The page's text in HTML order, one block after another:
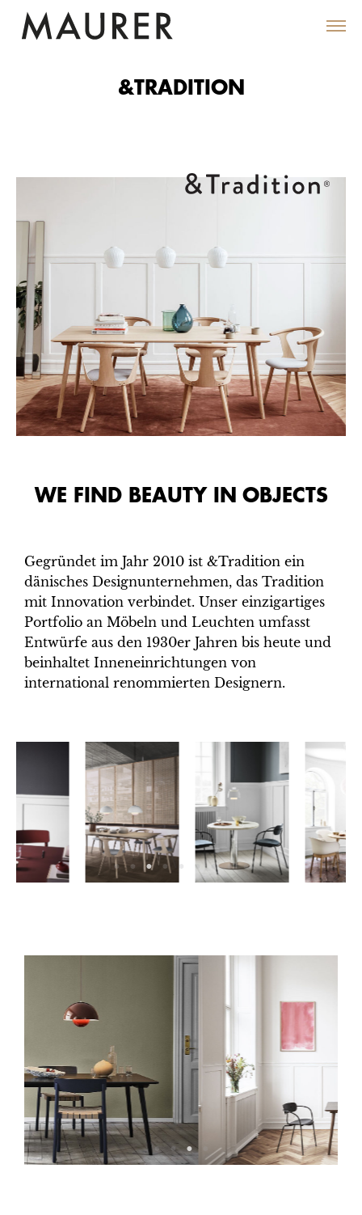
&TRADITION
WE FIND BEAUTY IN OBJECTS
Gegründet im Jahr 2010 ist &Tradition ein
dänisches Designunternehmen, das Tradition
mit Innovation verbindet. Unser einzigartiges
Portfolio an Möbeln und Leuchten umfasst
Entwürfe aus den 1930er Jahren bis heute und
beinhaltet Inneneinrichtungen von
international renommierten Designern.